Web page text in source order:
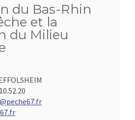
du Bas-Rhin
et la
du Milieu